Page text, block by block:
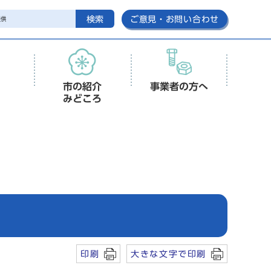
検索 ご意見・お問い合わせ
市の紹介
みどころ
事業者の方へ
印刷 大きな文字で印刷